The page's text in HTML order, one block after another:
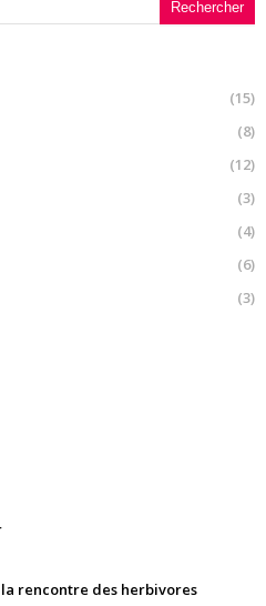
(15)
(8)
(12)
(3)
(4)
(6)
(3)
rencontre des herbivores